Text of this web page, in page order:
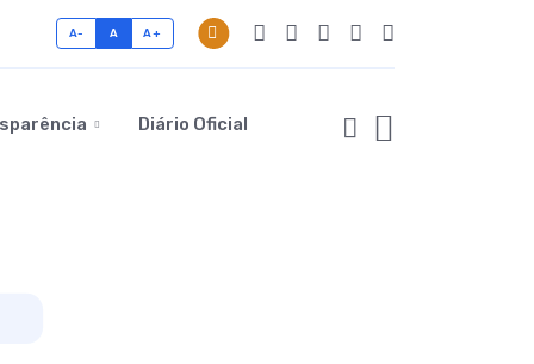
A- A A+
Diário Oficial